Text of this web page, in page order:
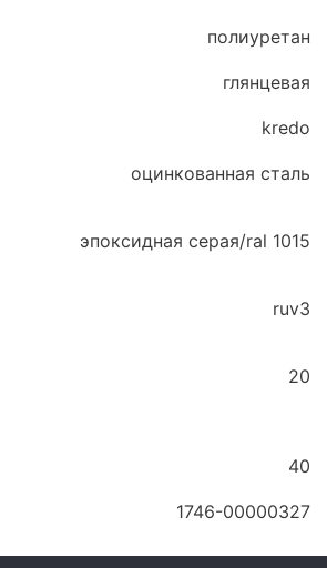
полиуретан
глянцевая
kredo
оцинкованная сталь
эпоксидная серая/ral 1015
ruv3
20
40
1746-00000327